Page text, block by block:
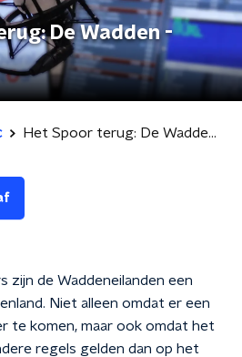
De Wadden -
Het Spoor terug: De Wadden - Deel 3
zijn de Waddeneilanden een
Niet alleen omdat er een
te komen, maar ook omdat het
regels gelden dan op het